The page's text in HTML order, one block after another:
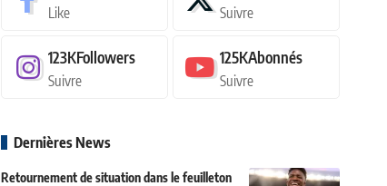
Like Suivre
123KFollowers
Suivre
125KAbonnés
Suivre
Dernières News
Retournement de situation dans le feuilleton